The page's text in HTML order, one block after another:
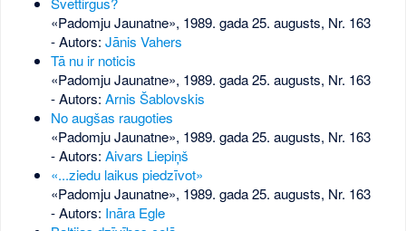
«Padomju Jaunatne», 1989. gada 25. augusts, Nr. 163
- Autors: Jānis Vahers
Tā nu ir noticis
«Padomju Jaunatne», 1989. gada 25. augusts, Nr. 163
- Autors: Arnis Šablovskis
No augšas raugoties
«Padomju Jaunatne», 1989. gada 25. augusts, Nr. 163
- Autors: Aivars Liepiņš
«...ziedu laikus piedzīvot»
«Padomju Jaunatne», 1989. gada 25. augusts, Nr. 163
- Autors: Ināra Egle